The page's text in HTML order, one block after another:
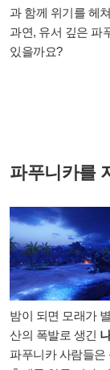
과 함께 위기를 헤
과연, 유서 깊은 파
있을까요?
파푸니카를
밤이 되면 모래가
산의 폭발로 생긴
파푸니카 사람들은